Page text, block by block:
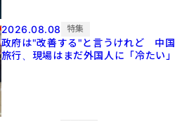
2026.08.08 特集
政府は"改善する"と言うけれど 中国
旅行、現場はまだ外国人に「冷たい